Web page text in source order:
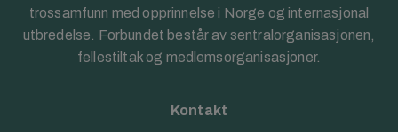
trossamfunn med opprinnelse i Norge og internasjonal
utbredelse. Forbundet består av sentralorganisasjonen,
fellestiltak og medlemsorganisasjoner.
Kontakt